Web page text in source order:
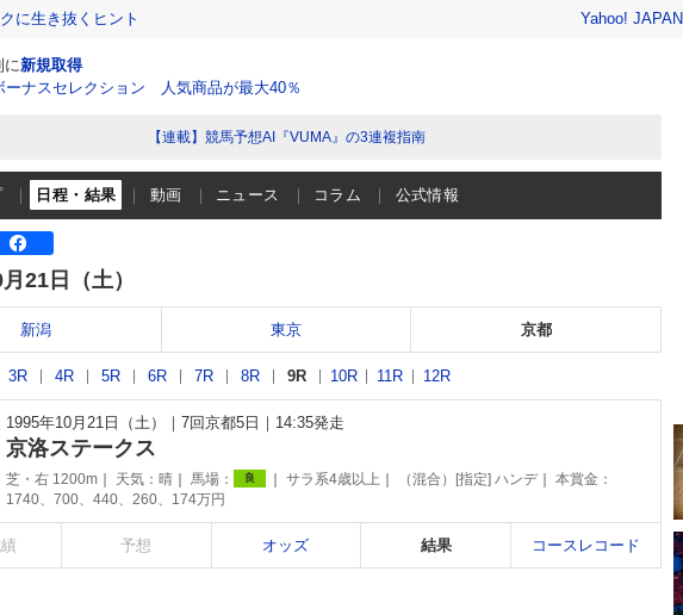
に生き抜くヒント Yahoo! JAPAN
に新規取得
ーナスセレクション 人気商品が最大40％
【連載】競馬予想AI『VUMA』の3連複指南
日程・結果 動画 ニュース コラム 公式情報
21日（土）
新潟 東京 京都
3R 4R 5R 6R 7R 8R 9R 10R 11R 12R
1995年10月21日（土） 7回京都5日 14:35発走
京洛ステークス
芝・右 1200m 天気： 晴 馬場： 良 サラ系4歳以上 （混合）[指定] ハンデ
本賞金：
1740、700、440、260、174万円
予想 オッズ 結果 コースレコード